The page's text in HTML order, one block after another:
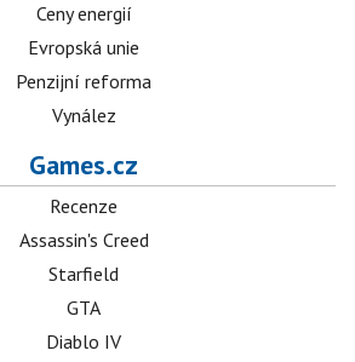
Ceny energií
Evropská unie
Penzijní reforma
Vynález
Games.cz
Recenze
Assassin's Creed
Starfield
GTA
Diablo IV